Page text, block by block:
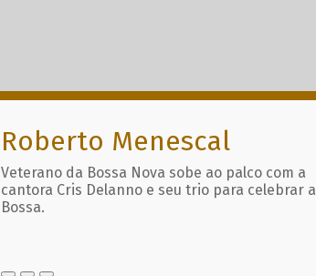
Roberto Menescal
Veterano da Bossa Nova sobe ao palco com a
cantora Cris Delanno e seu trio para celebrar a
Bossa.